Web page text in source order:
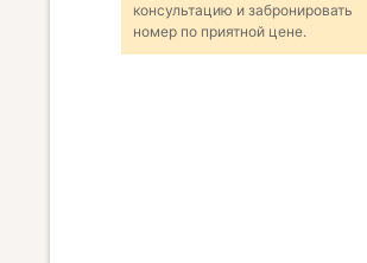
консультацию и забронировать
номер по приятной цене.